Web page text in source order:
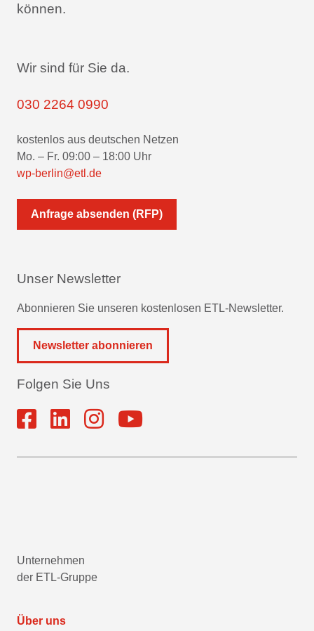
können.
Wir sind für Sie da.
030 2264 0990
kostenlos aus deutschen Netzen
Mo. – Fr. 09:00 – 18:00 Uhr
wp-berlin@etl.de
Anfrage absenden (RFP)
Unser Newsletter
Abonnieren Sie unseren kostenlosen ETL-Newsletter.
Newsletter abonnieren
Folgen Sie Uns
Unternehmen
der ETL-Gruppe
Über uns